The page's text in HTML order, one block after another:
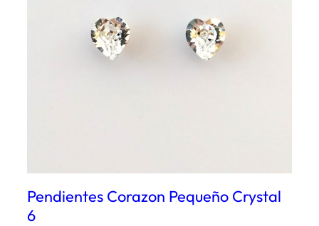
Pendientes Corazon Pequeño Crystal
6